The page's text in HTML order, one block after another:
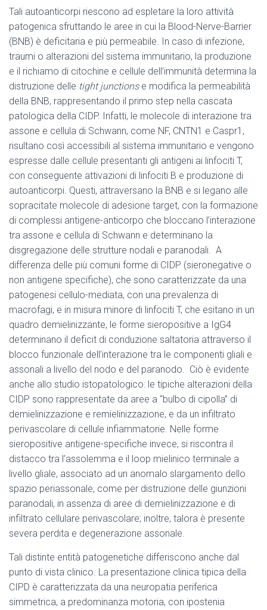
Tali autoanticorpi riescono ad espletare la loro attività
patogenica sfruttando le aree in cui la Blood-Nerve-Barrier
(BNB) è deficitaria e più permeabile. In caso di infezione,
traumi o alterazioni del sistema immunitario, la produzione
e il richiamo di citochine e cellule dell’immunità determina la
distruzione delle tight junctions e modifica la permeabilità
della BNB, rappresentando il primo step nella cascata
patologica della CIDP. Infatti, le molecole di interazione tra
assone e cellula di Schwann, come NF, CNTN1 e Caspr1,
risultano così accessibili al sistema immunitario e vengono
espresse dalle cellule presentanti gli antigeni ai linfociti T,
con conseguente attivazioni di linfociti B e produzione di
autoanticorpi. Questi, attraversano la BNB e si legano alle
sopracitate molecole di adesione target, con la formazione
di complessi antigene-anticorpo che bloccano l’interazione
tra assone e cellula di Schwann e determinano la
disgregazione delle strutture nodali e paranodali. A
differenza delle più comuni forme di CIDP (sieronegative o
non antigene specifiche), che sono caratterizzate da una
patogenesi cellulo-mediata, con una prevalenza di
macrofagi, e in misura minore di linfociti T, che esitano in un
quadro demielinizzante, le forme sieropositive a IgG4
determinano il deficit di conduzione saltatoria attraverso il
blocco funzionale dell’interazione tra le componenti gliali e
assonali a livello del nodo e del paranodo. Ciò è evidente
anche allo studio istopatologico: le tipiche alterazioni della
CIDP sono rappresentate da aree a “bulbo di cipolla” di
demielinizzazione e remielinizzazione, e da un infiltrato
perivascolare di cellule infiammatorie. Nelle forme
sieropositive antigene-specifiche invece, si riscontra il
distacco tra l’assolemma e il loop mielinico terminale a
livello gliale, associato ad un anomalo slargamento dello
spazio periassonale, come per distruzione delle giunzioni
paranodali, in assenza di aree di demielinizzazione e di
infiltrato cellulare perivascolare; inoltre, talora è presente
severa perdita e degenerazione assonale.
Tali distinte entità patogenetiche differiscono anche dal
punto di vista clinico. La presentazione clinica tipica della
CIPD è caratterizzata da una neuropatia periferica
simmetrica, a predominanza motoria, con ipostenia